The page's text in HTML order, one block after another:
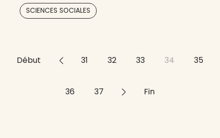
SCIENCES SOCIALES
Début << 31 32 33 34 35
36 37 >> Fin